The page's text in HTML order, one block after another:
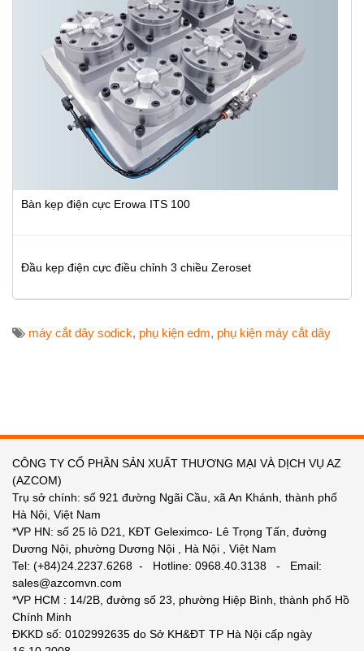
Bàn kẹp điện cực Erowa ITS 100
Đầu kẹp điện cực điều chỉnh 3 chiều Zeroset
máy cắt dây sodick, phụ kiện edm, phụ kiện máy cắt dây
CÔNG TY CỔ PHẦN SẢN XUẤT THƯƠNG MẠI VÀ DỊCH VỤ AZ
(AZCOM)
Trụ sở chính: số 921 đường Ngãi Cầu, xã An Khánh, thành phố
Hà Nội, Việt Nam
*VP HN: số 25 lô D21, KĐT Geleximco- Lê Trọng Tấn, đường
Dương Nội, phường Dương Nội , Hà Nội , Việt Nam
Tel: (+84)24.2237.6268 - Hotline: 0968.40.3138 - Email:
sales@azcomvn.com
*VP HCM : 14/2B, đường số 23, phường Hiệp Bình, thành phố Hồ
Chính Minh
ĐKKD số: 0102992635 do Sở KH&ĐT TP Hà Nội cấp ngày